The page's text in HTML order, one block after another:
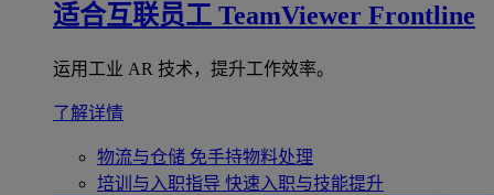
适合互联员工 TeamViewer Frontline
运用工业 AR 技术，提升工作效率。
了解详情
物流与仓储 免手持物料处理
培训与入职指导 快速入职与技能提升